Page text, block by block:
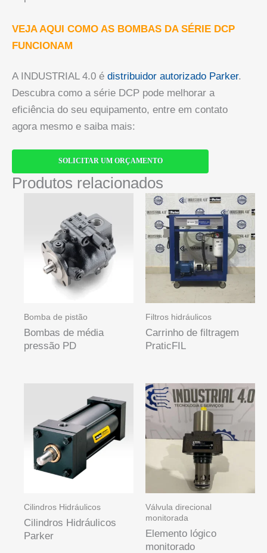
VEJA AQUI COMO AS BOMBAS DA SÉRIE DCP
FUNCIONAM
A INDUSTRIAL 4.0 é distribuidor autorizado Parker.
Descubra como a série DCP pode melhorar a
eficiência do seu equipamento, entre em contato
agora mesmo e saiba mais:
SOLICITAR UM ORÇAMENTO
Produtos relacionados
Bomba de pistão
Bombas de média
pressão PD
Filtros hidráulicos
Carrinho de filtragem
PraticFIL
Cilindros Hidráulicos
Cilindros Hidráulicos
Parker
Válvula direcional
monitorada
Elemento lógico
monitorado